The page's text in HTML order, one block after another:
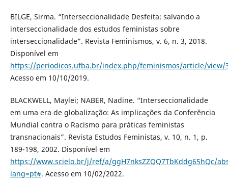
BILGE, Sirma. “Interseccionalidade Desfeita: salvando a
interseccionalidade dos estudos feministas sobre
interseccionalidade”. Revista Feminismos, v. 6, n. 3, 2018.
Disponível em
https://periodicos.ufba.br/index.php/feminismos/article/view/
Acesso em 10/10/2019.
BLACKWELL, Maylei; NABER, Nadine. “Interseccionalidade
em uma era de globalização: As implicações da Conferência
Mundial contra o Racismo para práticas feministas
transnacionais”. Revista Estudos Feministas, v. 10, n. 1, p.
189-198, 2002. Disponível em
https://www.scielo.br/j/ref/a/ggH7nksZZQQ7TbKddg65hQc/
lang=pt#. Acesso em 10/02/2022.